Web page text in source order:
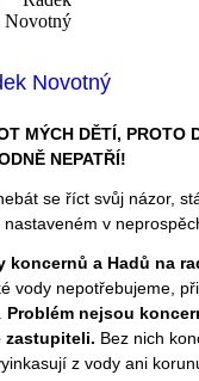
Novotný
MÝCH DĚTÍ, PROTO
NEPATŘÍ!
se říct svůj názor,
v
koncernů a Hadů na
vody nepotřebujeme,
Problém nejsou
zastupiteli. Bez nich
z vody ani